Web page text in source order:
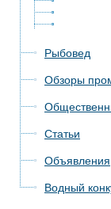
Рыбовед
Обзоры
Статьи
Объявления
Водный